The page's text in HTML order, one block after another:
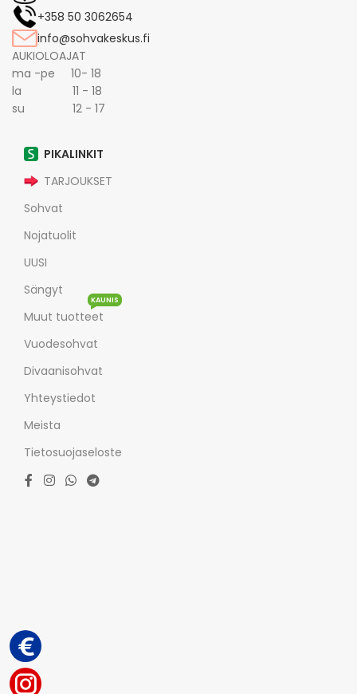
+358 50 3062654
info@sohvakeskus.fi
AUKIOLOAJAT
ma -pe 10- 18
la 11 - 18
su 12 - 17
PIKALINKIT
TARJOUKSET
Sohvat
Nojatuolit
UUSI
Sängyt
Muut tuotteet
KAUNIS
Vuodesohvat
Divaanisohvat
Yhteystiedot
Meista
Tietosuojaseloste